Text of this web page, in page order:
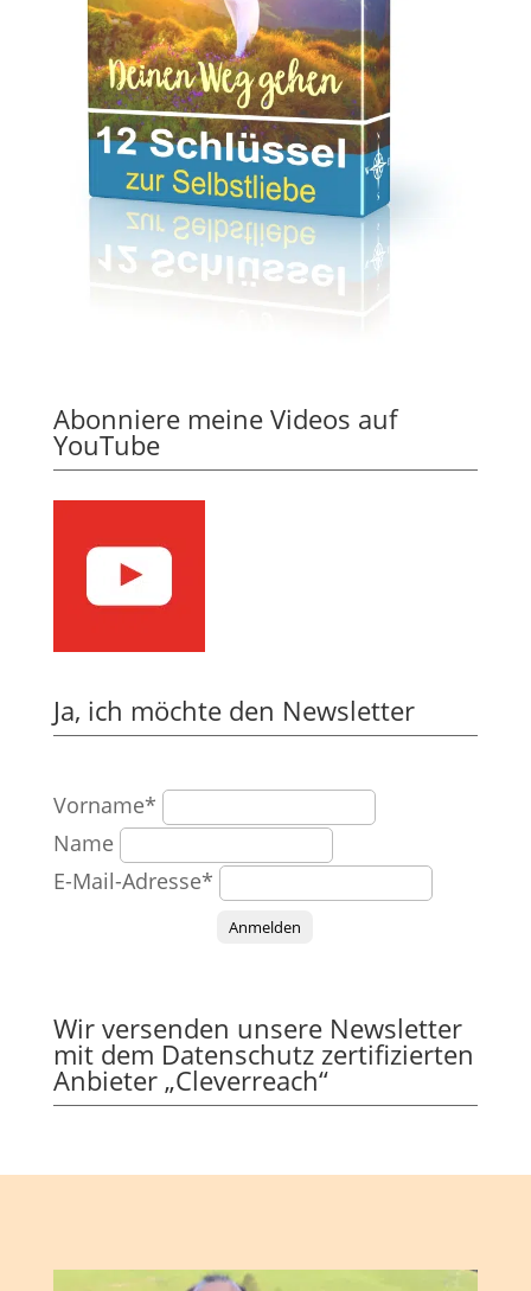
Abonniere meine Videos auf
YouTube
Ja, ich möchte den Newsletter
Vorname*
Name
E-Mail-Adresse*
Anmelden
Wir versenden unsere Newsletter
mit dem Datenschutz zertifizierten
Anbieter „Cleverreach“